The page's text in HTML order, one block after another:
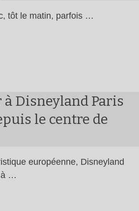
tôt le matin, parfois …
Disneyland Paris
le centre de
européenne, Disneyland
à …